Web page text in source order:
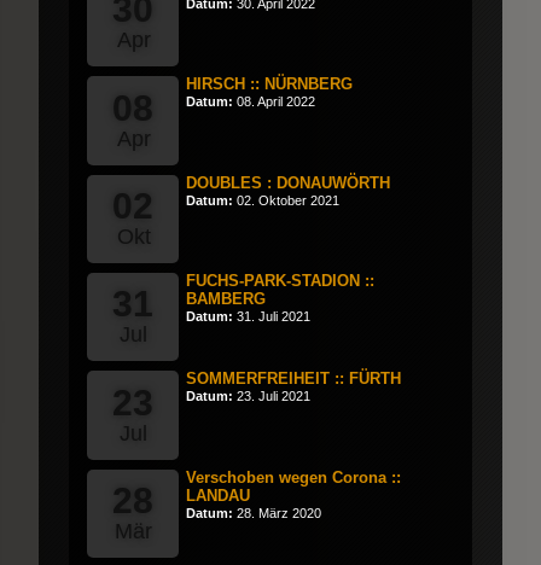
30
Apr
Datum: 30. April 2022
08
Apr
HIRSCH :: NÜRNBERG
Datum: 08. April 2022
02
Okt
DOUBLES : DONAUWÖRTH
Datum: 02. Oktober 2021
31
Jul
FUCHS-PARK-STADION ::
BAMBERG
Datum: 31. Juli 2021
23
Jul
SOMMERFREIHEIT :: FÜRTH
Datum: 23. Juli 2021
28
Mär
Verschoben wegen Corona ::
LANDAU
Datum: 28. März 2020